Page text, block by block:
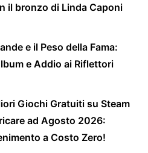
il bronzo di Linda Caponi
e il Peso della Fama:
e Addio ai Riflettori
Giochi Gratuiti su Steam
ad Agosto 2026:
a Costo Zero!